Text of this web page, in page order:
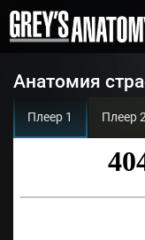
Анатомия
Плеер 1 Плеер 2